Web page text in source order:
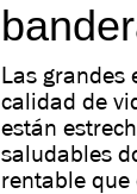
Las grandes
calidad de
están
saludables
rentable que